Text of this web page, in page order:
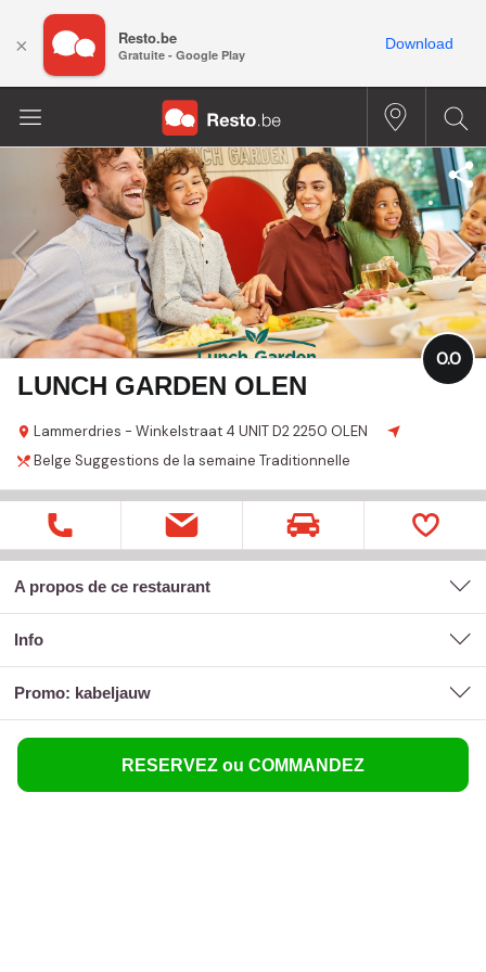
LUNCH GARDEN OLEN
Lammerdries - Winkelstraat 4 UNIT D22250 OLEN
0.0
Belge Suggestions de la semaine Traditionnelle
A propos de ce restaurant
Info
promo: kabeljauw
RESERVEZ ou COMMANDEZ
× Resto.be
Gratuite - Google Play
Download